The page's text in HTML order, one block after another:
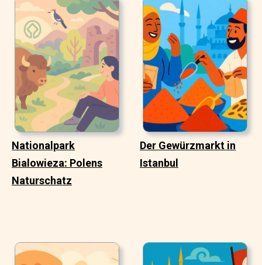
Nationalpark
Bialowieza: Polens
Naturschatz
Der Gewürzmarkt in
Istanbul